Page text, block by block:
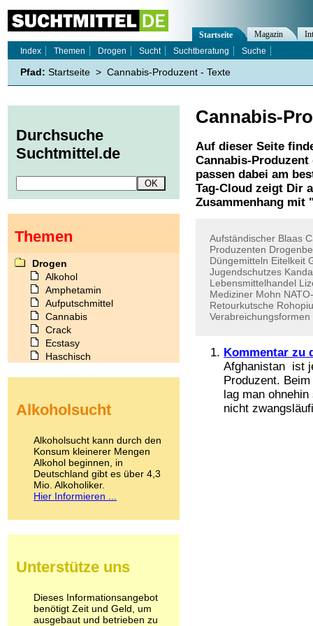
Cannabis-
Auf dieser Seite
Cannabis-Produzent
passen dabei am
Tag-Cloud zeigt Dir
Zusammenhang mit
Aufständischer Blaas
Produzenten
Düngemitteln Eitelkeit
Jugendschutzes
Lebensmittelhandel
Mediziner Mohn
Retourkutsche
Verabreichungsformen
Kommentar zu
Afghanistan ist
Produzent.
lag man
nicht
Startseite Magazin
Index
Themen Drogen Sucht Suchtberatung Suche
Pfad: Startseite > Cannabis-Produzent - Texte
Durchsuche
Suchtmittel.de
Themen
Drogen
Alkohol
Amphetamin
Aufputschmittel
Cannabis
Crack
Ecstasy
Haschisch
Kokain
LSD
Marihuana
Medikamente
Meskalin
Metamphetamin
Methadon
Pilze
Psychopharmaka
Schlafmittel
Schmerzmittel
Alkoholsucht
Alkoholsucht kann durch den
Konsum kleinerer Mengen
Alkohol beginnen, in
Deutschland gibt es über 4,3
Mio. Alkoholiker.
Hier Informieren ...
Unterstütze uns
Dieses Informationsangebot
benötigt Zeit und Geld, um
ausgebaut und betrieben zu